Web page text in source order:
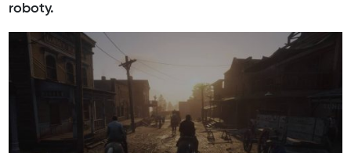
roboty.